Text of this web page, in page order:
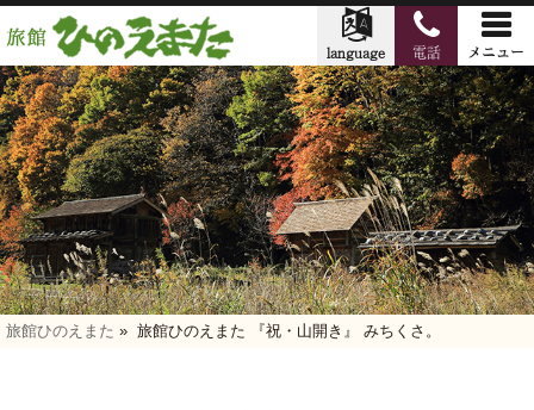
旅館ひのえまた » 旅館ひのえまた 『祝・山開き』 みちくさ。